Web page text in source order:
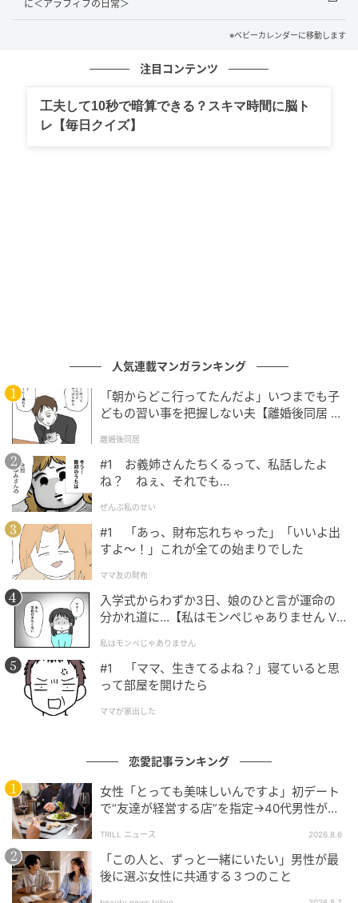
夫は一応うなずいたものの、納得している表情には見
のまま流してはいけないと思い、周囲の力を借りて夫
それから夫は、普段の態度を少しずつ見直すようにな
り、友人優先の感覚も薄れていきました。今、あのと
きの子どもは6歳になり、パパのことが大好きな子に育
っています。
まとめ
今思い返すと、あの夜は夫だけでなく、私自身も「家
族になる覚悟」と「家族が増える覚悟」を突きつけら
れた出来事でした。周囲に相談したことで、夫に言葉
が届いただけでなく、私の不安も少しずつほどけてい
きました。家族の問題を家族だけで抱え込まず、必要
なときに助けを借りることは、甘えではなく家族を守
るための選び方なのだと、今でもふと思い出します。
※記事の内容は公開当時の情報であり、現在と異なる
場合があります。記事の内容は個人の感想です。
※AI生成画像を使用しています
著者：村田チヌ／20代女性・パート
※ベビーカレンダーが独自に実施したアンケートで集
めた読者様の体験談をもとに記事化しています（回答
時期：2026年2月）
に＜アラフィフの日常＞
※ベビーカレンダーに移動します
注目コンテンツ
工夫して10秒で暗算できる？スキマ時間に脳ト
レ【毎日クイズ】
人気連載マンガランキング
「朝からどこ行ってたんだよ」いつまでも子
どもの習い事を把握しない夫【離婚後同居 Vo
離婚後同居
#1 お義姉さんたちくるって、私話したよ
ね？ ねぇ、それでも…
ぜんぶ私のせい
#1 「あっ、財布忘れちゃった」「いいよ出
すよ〜！」これが全ての始まりでした
ママ友の財布
入学式からわずか3日、娘のひと言が運命の
分かれ道に…【私はモンペじゃありません Vo
私はモンペじゃありません
#1 「ママ、生きてるよね？」寝ていると思
って部屋を開けたら
ママが家出した
恋愛記事ランキング
女性「とっても美味しいんですよ」初デート
で“友達が経営する店”を指定→40代男性が向
TRILL ニュース 2026.8.6
「この人と、ずっと一緒にいたい」男性が最
後に選ぶ女性に共通する３つのこと